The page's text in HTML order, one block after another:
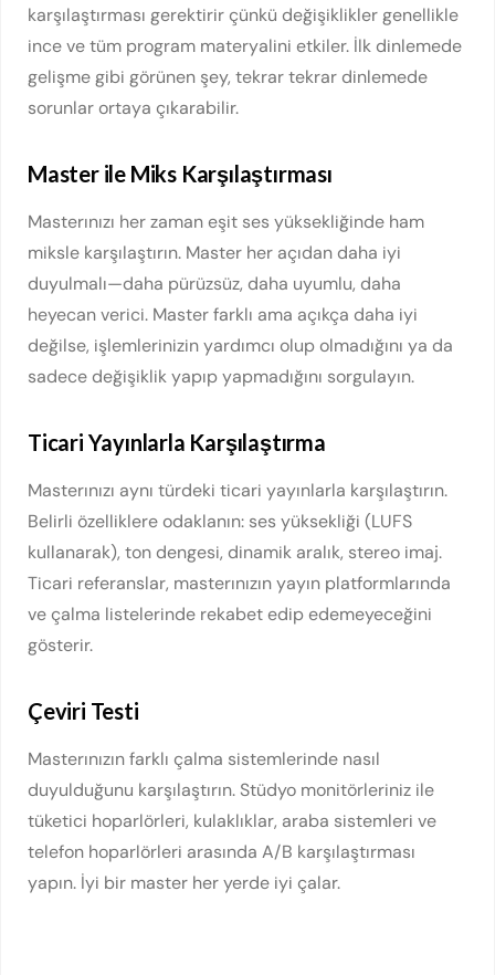
karşılaştırması gerektirir çünkü değişiklikler genellikle
ince ve tüm program materyalini etkiler. İlk dinlemede
gelişme gibi görünen şey, tekrar tekrar dinlemede
sorunlar ortaya çıkarabilir.
Master ile Miks Karşılaştırması
Masterınızı her zaman eşit ses yüksekliğinde ham
miksle karşılaştırın. Master her açıdan daha iyi
duyulmalı—daha pürüzsüz, daha uyumlu, daha
heyecan verici. Master farklı ama açıkça daha iyi
değilse, işlemlerinizin yardımcı olup olmadığını ya da
sadece değişiklik yapıp yapmadığını sorgulayın.
Ticari Yayınlarla Karşılaştırma
Masterınızı aynı türdeki ticari yayınlarla karşılaştırın.
Belirli özelliklere odaklanın: ses yüksekliği (LUFS
kullanarak), ton dengesi, dinamik aralık, stereo imaj.
Ticari referanslar, masterınızın yayın platformlarında
ve çalma listelerinde rekabet edip edemeyeceğini
gösterir.
Çeviri Testi
Masterınızın farklı çalma sistemlerinde nasıl
duyulduğunu karşılaştırın. Stüdyo monitörleriniz ile
tüketici hoparlörleri, kulaklıklar, araba sistemleri ve
telefon hoparlörleri arasında A/B karşılaştırması
yapın. İyi bir master her yerde iyi çalar.